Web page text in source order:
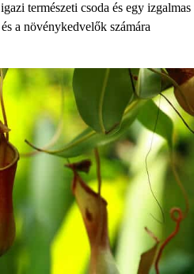
természeti csoda és egy izgalmas
a növénykedvelők számára